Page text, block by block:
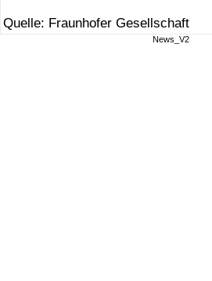
Quelle: Fraunhofer Gesellschaft
News_V2